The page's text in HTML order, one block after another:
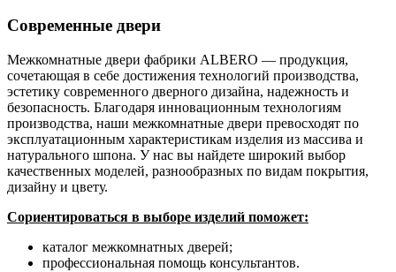
Современные двери
Межкомнатные двери фабрики ALBERO — продукция,
сочетающая в себе достижения технологий производства,
эстетику современного дверного дизайна, надежность и
безопасность. Благодаря инновационным технологиям
производства, наши межкомнатные двери превосходят по
эксплуатационным характеристикам изделия из массива и
натурального шпона. У нас вы найдете широкий выбор
качественных моделей, разнообразных по видам покрытия,
дизайну и цвету.
Сориентироваться в выборе изделий поможет:
каталог межкомнатных дверей;
профессиональная помощь консультантов.